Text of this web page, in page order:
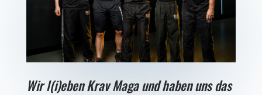
Wir l(i)eben Krav Maga und haben uns das